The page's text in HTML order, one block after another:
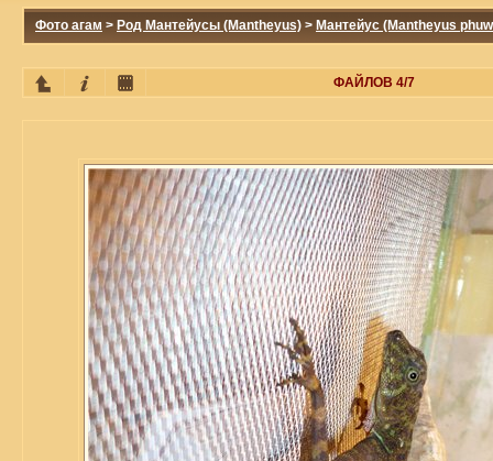
Фото агам > Род Мантейусы (Mantheyus) > Мантейус (Mantheyus
ФАЙЛОВ 4/7